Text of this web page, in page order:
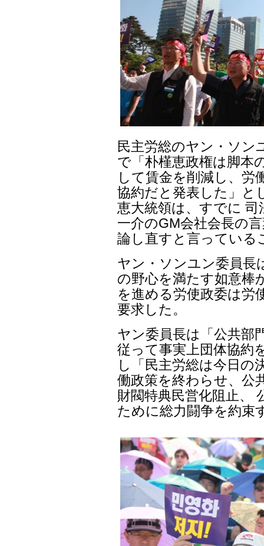
民主労総のヤン・ソン
で「朴槿恵政権は脚本
して賃金を削減し、労
協約だと発表した」と
恵大統領は、すでに
一介のGM会社会長の
論し直すと言っている
ヤン・ソンユン委員長
の野心を満たす如意棒
を進める労使政委は労
要求した。
ヤン委員長は「公共部
従って事実上団体協約
し「民主労総は今日の
働政策を終わらせ、公
財閥特典民営化阻止、
ために総力闘争を約束